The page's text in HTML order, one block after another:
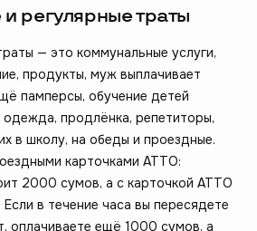
регулярные траты
— это коммунальные услуги,
продукты, муж выплачивает
памперсы, обучение детей
продлёнка, репетиторы,
в школу, на обеды и проездные.
карточками АТТО:
2000 сумов, а с карточкой АТТО
в течение часа вы пересядете
оплачиваете ещё 1000 сумов, а